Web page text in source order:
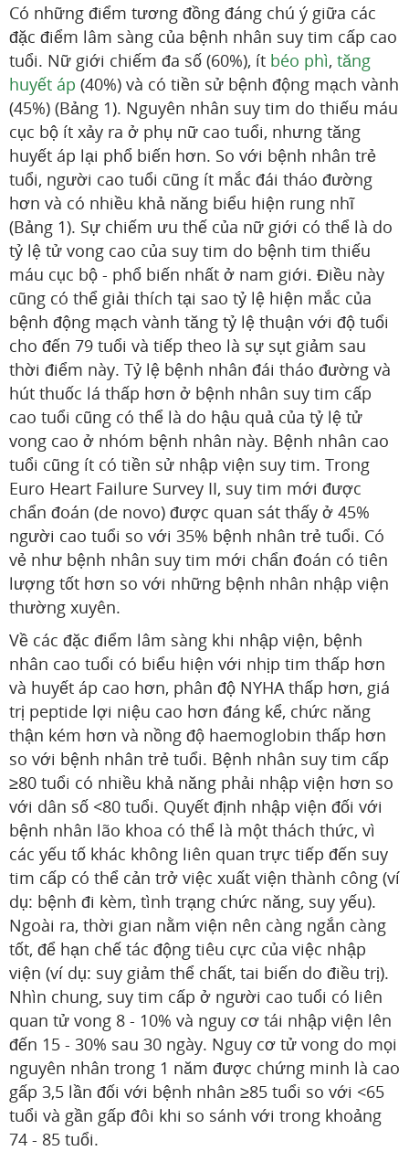
Có những điểm tương đồng đáng chú ý giữa các
đặc điểm lâm sàng của bệnh nhân suy tim cấp cao
tuổi. Nữ giới chiếm đa số (60%), ít béo phì, tăng
huyết áp (40%) và có tiền sử bệnh động mạch vành
(45%) (Bảng 1). Nguyên nhân suy tim do thiếu máu
cục bộ ít xảy ra ở phụ nữ cao tuổi, nhưng tăng
huyết áp lại phổ biến hơn. So với bệnh nhân trẻ
tuổi, người cao tuổi cũng ít mắc đái tháo đường
hơn và có nhiều khả năng biểu hiện rung nhĩ
(Bảng 1). Sự chiếm ưu thế của nữ giới có thể là do
tỷ lệ tử vong cao của suy tim do bệnh tim thiếu
máu cục bộ - phổ biến nhất ở nam giới. Điều này
cũng có thể giải thích tại sao tỷ lệ hiện mắc của
bệnh động mạch vành tăng tỷ lệ thuận với độ tuổi
cho đến 79 tuổi và tiếp theo là sự sụt giảm sau
thời điểm này. Tỷ lệ bệnh nhân đái tháo đường và
hút thuốc lá thấp hơn ở bệnh nhân suy tim cấp
cao tuổi cũng có thể là do hậu quả của tỷ lệ tử
vong cao ở nhóm bệnh nhân này. Bệnh nhân cao
tuổi cũng ít có tiền sử nhập viện suy tim. Trong
Euro Heart Failure Survey II, suy tim mới được
chẩn đoán (de novo) được quan sát thấy ở 45%
người cao tuổi so với 35% bệnh nhân trẻ tuổi. Có
vẻ như bệnh nhân suy tim mới chẩn đoán có tiên
lượng tốt hơn so với những bệnh nhân nhập viện
thường xuyên.
Về các đặc điểm lâm sàng khi nhập viện, bệnh
nhân cao tuổi có biểu hiện với nhịp tim thấp hơn
và huyết áp cao hơn, phân độ NYHA thấp hơn, giá
trị peptide lợi niệu cao hơn đáng kể, chức năng
thận kém hơn và nồng độ haemoglobin thấp hơn
so với bệnh nhân trẻ tuổi. Bệnh nhân suy tim cấp
≥80 tuổi có nhiều khả năng phải nhập viện hơn so
với dân số <80 tuổi. Quyết định nhập viện đối với
bệnh nhân lão khoa có thể là một thách thức, vì
các yếu tố khác không liên quan trực tiếp đến suy
tim cấp có thể cản trở việc xuất viện thành công (ví
dụ: bệnh đi kèm, tình trạng chức năng, suy yếu).
Ngoài ra, thời gian nằm viện nên càng ngắn càng
tốt, để hạn chế tác động tiêu cực của việc nhập
viện (ví dụ: suy giảm thể chất, tai biến do điều trị).
Nhìn chung, suy tim cấp ở người cao tuổi có liên
quan tử vong 8 - 10% và nguy cơ tái nhập viện lên
đến 15 - 30% sau 30 ngày. Nguy cơ tử vong do mọi
nguyên nhân trong 1 năm được chứng minh là cao
gấp 3,5 lần đối với bệnh nhân ≥85 tuổi so với <65
tuổi và gần gấp đôi khi so sánh với trong khoảng
74 - 85 tuổi.